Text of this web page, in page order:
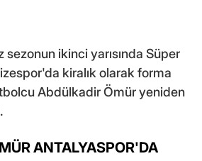
sezonun ikinci yarısında Süper
kiralık olarak forma
Abdülkadir Ömür yeniden
ANTALYASPOR'DA